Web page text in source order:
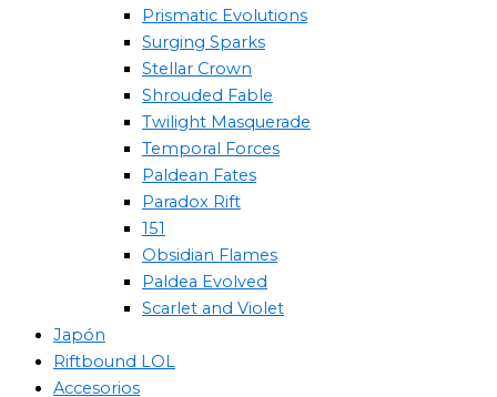
Prismatic Evolutions
Surging Sparks
Stellar Crown
Shrouded Fable
Twilight Masquerade
Temporal Forces
Paldean Fates
Paradox Rift
151
Obsidian Flames
Paldea Evolved
Scarlet and Violet
Japón
Riftbound LOL
Accesorios